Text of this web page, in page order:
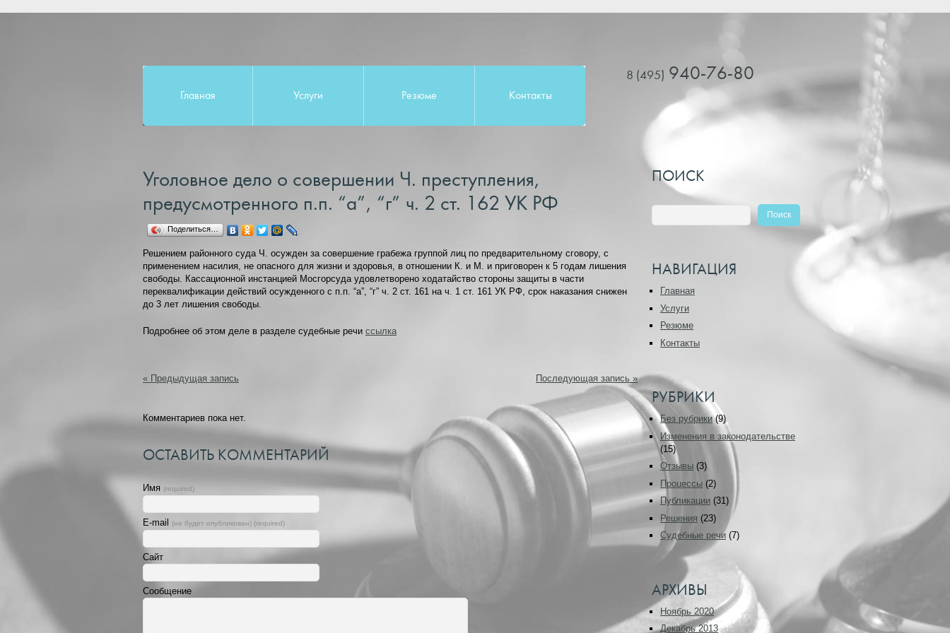
Главная Услуги Резюме Контакты
8 (495) 940-76-80
Уголовное дело о совершении Ч. преступления,
предусмотренного п.п. “а”, “г” ч. 2 ст. 162 УК РФ
Поделиться…
Решением районного суда Ч. осужден за совершение грабежа группой лиц по предварительному сговору, с
применением насилия, не опасного для жизни и здоровья, в отношении К. и М. и приговорен к 5 годам лишения
свободы. Кассационной инстанцией Мосгорсуда удовлетворено ходатайство стороны защиты в части
переквалификации действий осужденного с п.п. “а”, “г” ч. 2 ст. 161 на ч. 1 ст. 161 УК РФ, срок наказания снижен
до 3 лет лишения свободы.
Подробнее об этом деле в разделе судебные речи ссылка
« Предыдущая запись Последующая запись »
Комментариев пока нет.
ОСТАВИТЬ КОММЕНТАРИЙ
Имя (required)
E-mail (не будет опубликован) (required)
Сайт
Сообщение
ПОИСК
НАВИГАЦИЯ
Главная
Услуги
Резюме
Контакты
РУБРИКИ
Без рубрики(9)
Изменения в законодательстве
(15)
Отзывы (3)
Процессы (2)
Публикации (31)
Решения (23)
Судебные речи (7)
АРХИВЫ
Ноябрь 2020
Декабрь 2013